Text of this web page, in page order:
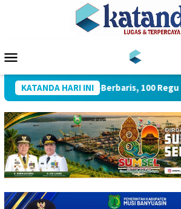
Mobile
KATANDA HARI INI
Lomba Baris-Berbaris, 100 Regu Siap